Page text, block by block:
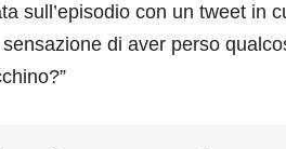
sull’episodio con un tweet in
di aver perso